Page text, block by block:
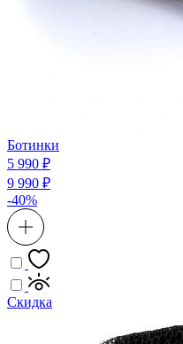
Ботинки
5 990 ₽
9 990 ₽
-40%
Скидка